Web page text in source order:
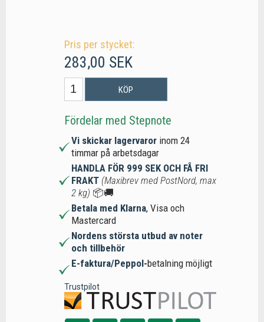
Pris per stycket:
283,00 SEK
KÖP
Fördelar med Stepnote
Vi skickar lagervaror inom 24
timmar på arbetsdagar
HANDLA FÖR 999 SEK OCH FÅ FRI
FRAKT (Maxibrev med PostNord, max
2 kg) 📦🚚
Betala med Klarna, Visa och
Mastercard
Nordens största utbud av noter
och tillbehör
E-faktura/Peppol-betalning möjligt
Trustpilot